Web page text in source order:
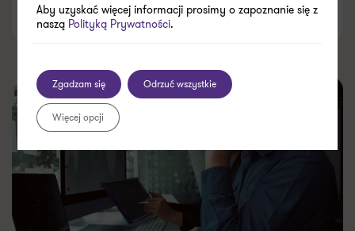
18.03.2025
Aby uzyskać więcej informacji prosimy o zapoznanie się z
naszą Polityką Prywatności.
Zgadzam się Odrzuć wszystkie
Więcej opcji